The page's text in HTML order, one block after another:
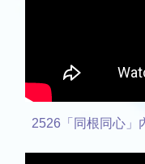
2526「同根同心」